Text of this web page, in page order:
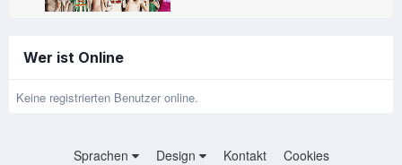
Wer ist Online
Keine registrierten Benutzer online.
Sprachen Design Kontakt Cookies